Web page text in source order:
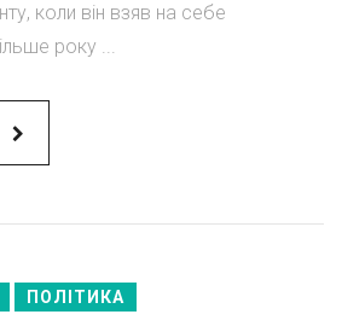
коли він взяв на себе
року ...
ПОЛІТИКА